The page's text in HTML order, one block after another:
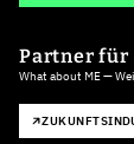
Partner für
What about ME —